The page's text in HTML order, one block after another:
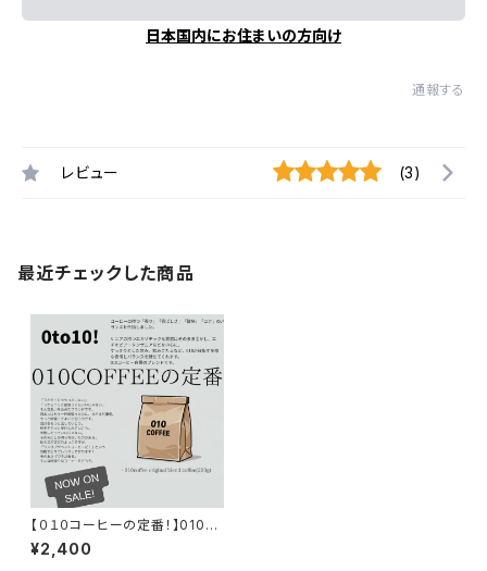
日本国内にお住まいの方向け
通報する
レビュー (3)
最近チェックした商品
【０１０コーヒーの定番！】010オ
リジナルブレンド【豆】200g
¥2,400